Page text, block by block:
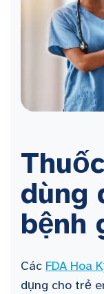
dùng
bệnh
Các FDA Hoa
dụng cho trẻ